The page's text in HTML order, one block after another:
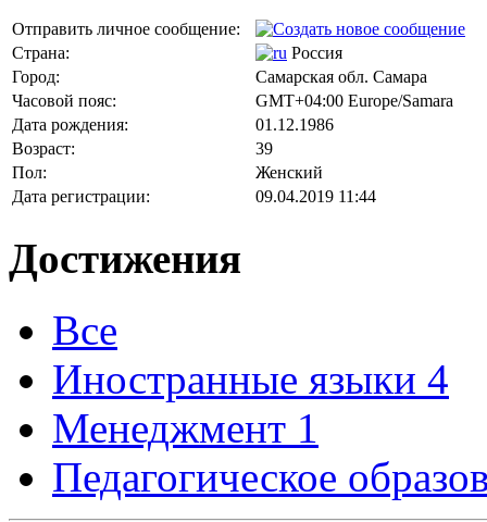
Отправить личное сообщение:
Страна:
Россия
Город:
Самарская обл. Самара
Часовой пояс:
GMT+04:00 Europe/Samara
Дата рождения:
01.12.1986
Возраст:
39
Пол:
Женский
Дата регистрации:
09.04.2019 11:44
Достижения
Все
Иностранные языки 4
Менеджмент 1
Педагогическое